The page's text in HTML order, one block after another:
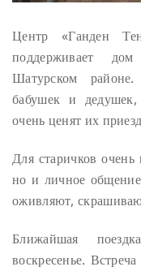
Центр «Ганден
поддерживает
Шатурском
бабушек и
очень ценят их
Для старичков
но и личное
оживляют,
Ближайшая
воскресенье.